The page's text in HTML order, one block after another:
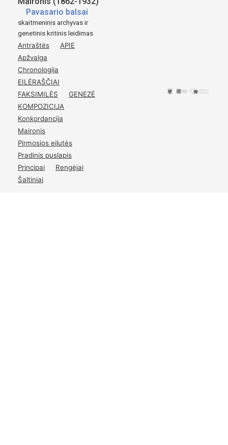
Penktą kartą atspausta ir žymiai padauginta.
Tilžė
1920
Švento Kazimiero Draugijos leidinys.
49
Pavasario balsai
skaitmeninis archyvas ir
genetinis kritinis leidimas
Antraštės
APIE
Apžvalga
Chronologija
EILĖRAŠČIAI
FAKSIMILĖS
GENEZĖ
KOMPOZICIJA
Konkordancija
Maironis
Pirmosios eilutės
Pradinis puslapis
Principai
Rengėjai
Šaltiniai